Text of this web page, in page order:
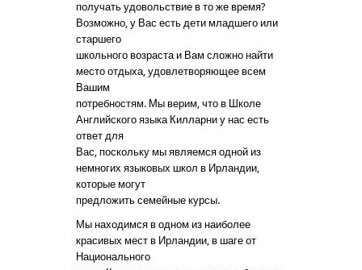
получать удовольствие в то же время?
Возможно, у Вас есть дети младшего или
старшего
школьного возраста и Вам сложно найти
место отдыха, удовлетворяющее всем
Вашим
потребностям. Мы верим, что в Школе
Английского языка Килларни у нас есть
ответ для
Вас, поскольку мы являемся одной из
немногих языковых школ в Ирландии,
которые могут
предложить семейные курсы.
Мы находимся в одном из наиболее
красивых мест в Ирландии, в шаге от
Национального